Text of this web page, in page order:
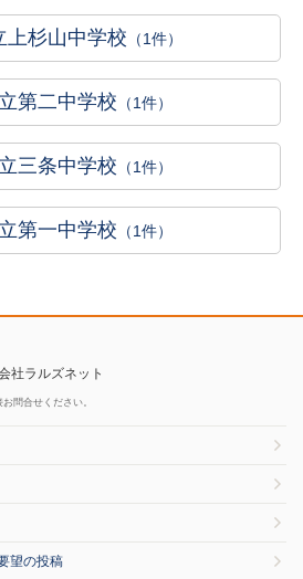
上杉山中学校 （1件）
第二中学校 （1件）
三条中学校 （1件）
第一中学校 （1件）
社ラルズネット
問合せください。
望の投稿